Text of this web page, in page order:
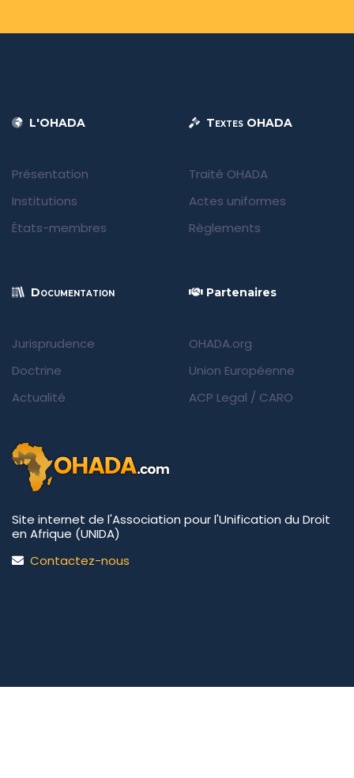
L'OHADA
Présentation
Institutions
États-membres
Textes OHADA
Traité OHADA
Actes uniformes
Règlements
Documentation
Jurisprudence
Doctrine
Actualité
Partenaires
OHADA.org
Union Européenne
ACP Legal / CARO
Site internet de l'Association pour l'Unification du Droit
en Afrique (UNIDA)
Contactez-nous